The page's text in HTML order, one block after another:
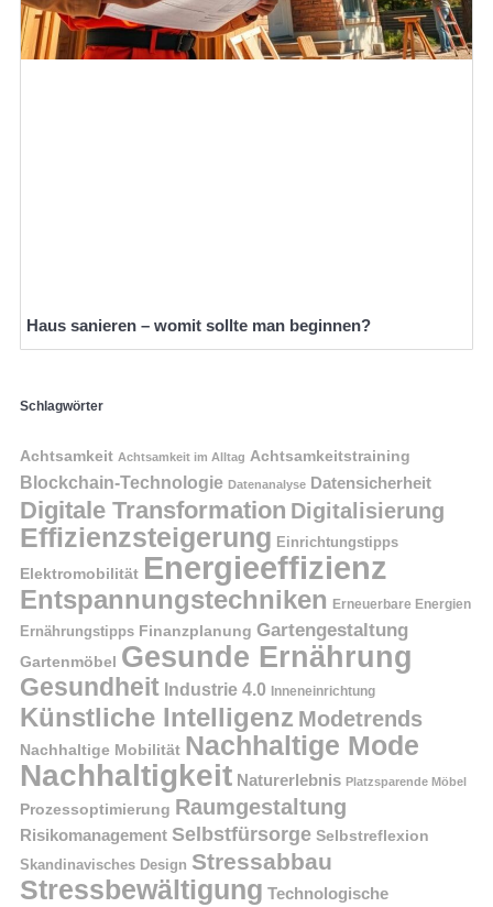
Haus sanieren – womit sollte man beginnen?
Schlagwörter
Achtsamkeit Achtsamkeit im Alltag Achtsamkeitstraining
Blockchain-Technologie Datenanalyse Datensicherheit
Digitale Transformation Digitalisierung
Effizienzsteigerung Einrichtungstipps
Elektromobilität Energieeffizienz
Entspannungstechniken Erneuerbare Energien
Ernährungstipps Finanzplanung Gartengestaltung
Gartenmöbel Gesunde Ernährung
Gesundheit Industrie 4.0 Inneneinrichtung
Künstliche Intelligenz Modetrends
Nachhaltige Mobilität Nachhaltige Mode
Nachhaltigkeit Naturerlebnis Platzsparende Möbel
Prozessoptimierung Raumgestaltung
Risikomanagement Selbstfürsorge Selbstreflexion
Skandinavisches Design Stressabbau
Stressbewältigung Technologische